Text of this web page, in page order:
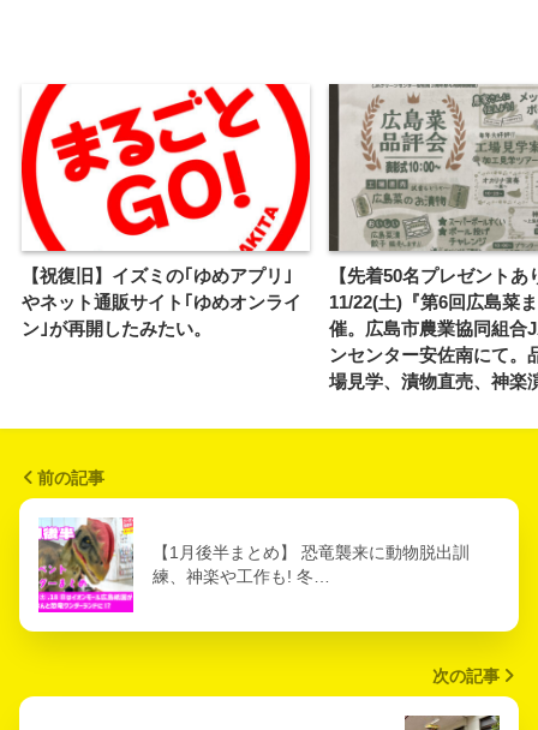
【祝復旧】イズミの｢ゆめアプリ｣
やネット通販サイト｢ゆめオンライ
ン｣が再開したみたい。
【先着50名プレゼントあ
11/22(土)『第6回広島菜
催。広島市農業協同組合
ンセンター安佐南にて。
場見学、漬物直売、神楽
前の記事
【1月後半まとめ】 恐竜襲来に動物脱出訓
練、神楽や工作も! 冬…
次の記事